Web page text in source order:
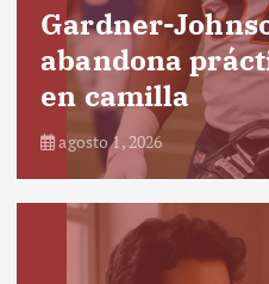
Gardner-
abandona
en camilla
agosto 1, 2026